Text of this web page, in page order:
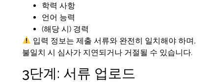
학력 사항
언어 능력
(해당 시) 경력
입력 정보는 제출 서류와 완전히 일치해야 하며,
불일치 시 심사가 지연되거나 거절될 수 있습니다.
3단계: 서류 업로드